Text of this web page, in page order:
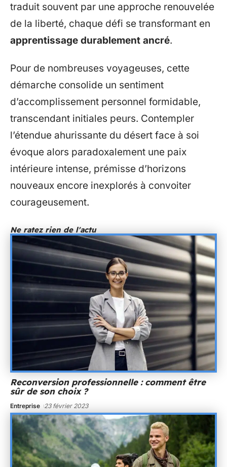
traduit souvent par une approche renouvelée
de la liberté, chaque défi se transformant en
apprentissage durablement ancré.
Pour de nombreuses voyageuses, cette
démarche consolide un sentiment
d’accomplissement personnel formidable,
transcendant initiales peurs. Contempler
l’étendue ahurissante du désert face à soi
évoque alors paradoxalement une paix
intérieure intense, prémisse d’horizons
nouveaux encore inexplorés à convoiter
courageusement.
Ne ratez rien de l'actu
Reconversion professionnelle : comment être
sûr de son choix ?
Entreprise 23 février 2023